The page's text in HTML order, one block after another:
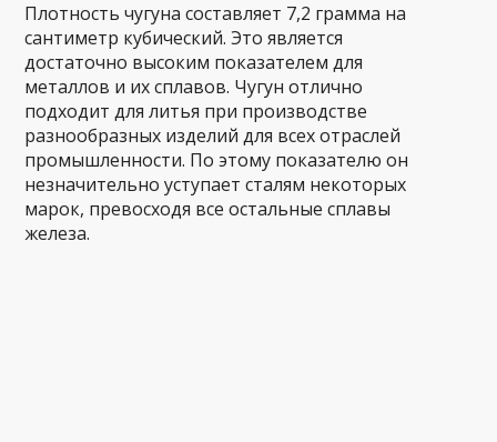
Плотность чугуна составляет 7,2 грамма на
сантиметр кубический. Это является
достаточно высоким показателем для
металлов и их сплавов. Чугун отлично
подходит для литья при производстве
разнообразных изделий для всех отраслей
промышленности. По этому показателю он
незначительно уступает сталям некоторых
марок, превосходя все остальные сплавы
железа.